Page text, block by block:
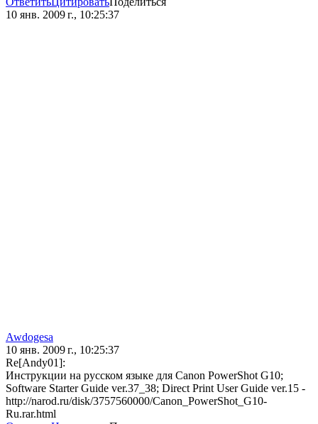
10 янв. 2009 г., 10:25:37
Awdogesa
10 янв. 2009 г., 10:25:37
Re[Andy01]:
Инструкции на русском языке для Canon PowerShot G10;
Software Starter Guide ver.37_38; Direct Print User Guide ver.15 -
http://narod.ru/disk/3757560000/Canon_PowerShot_G10-
Ru.rar.html